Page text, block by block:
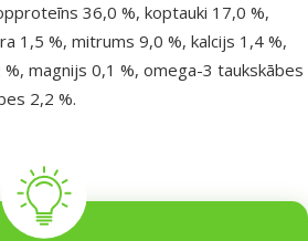
36,0 %, koptauki 17,0 %,
1,5 %, mitrums 9,0 %, kalcijs 1,4 %,
magnijs 0,1 %, omega-3 taukskābes
2,2 %.